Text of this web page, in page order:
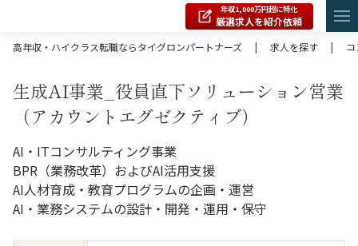
年収1,000万円超に特化
厳選求人を紹介依頼
高年収・ハイクラス転職ならタイグロンパートナーズ
| 求人を探す |
生成AI事業_役員直下ソリューション営業
（アカウントエグゼクティブ）
AI・ITコンサルティング事業
BPR（業務改革）およびAI活用支援
AI人材育成・教育プログラムの企画・運営
AI・業務システムの設計・開発・運用・保守